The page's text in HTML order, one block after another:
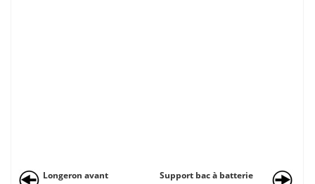
Longeron avant Support bac à batterie